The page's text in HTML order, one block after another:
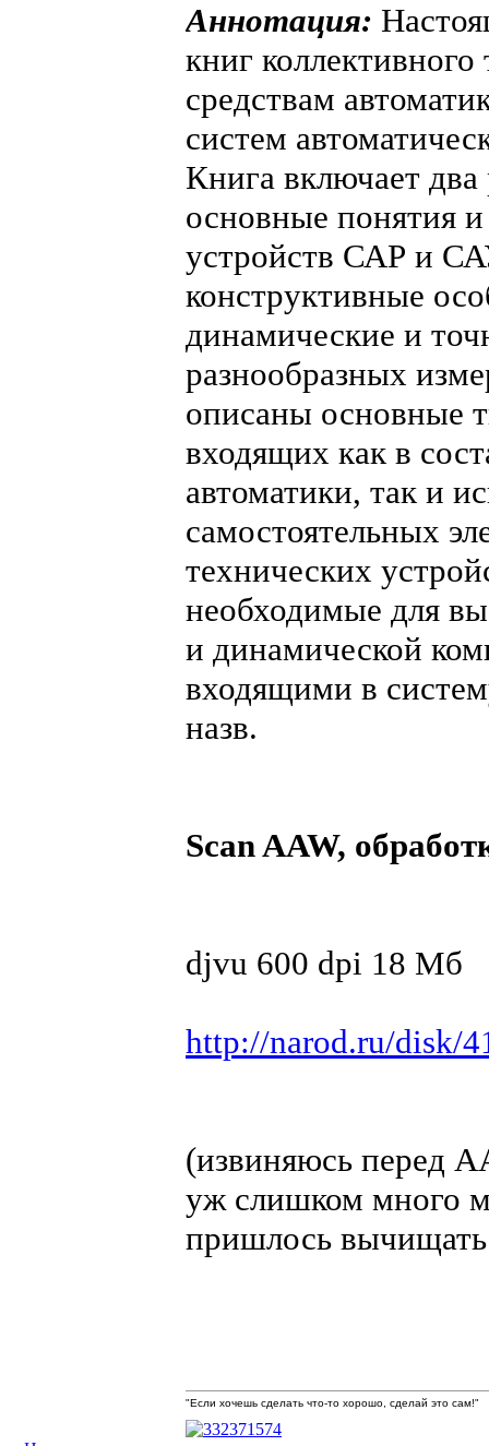
Аннотация:
книг
средствам
систем
Книга включает
основные понятия
устройств САР и
конструктивные
динамические и
разнообразных
описаны основные
входящих как в
автоматики, так и
самостоятельных
технических
необходимые для
и динамической
входящими в
назв.
Scan AAW,
djvu 600 dpi 18 Мб
http://narod.ru/disk/
(извиняюсь перед
уж слишком много
пришлось
"Если хочешь сделать что-то хорошо, сделай это сам!"